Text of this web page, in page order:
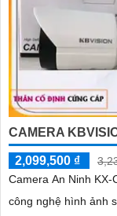
CAMERA
2,099,500 ₫
Camera An Ninh
công nghệ hình ảnh sắc